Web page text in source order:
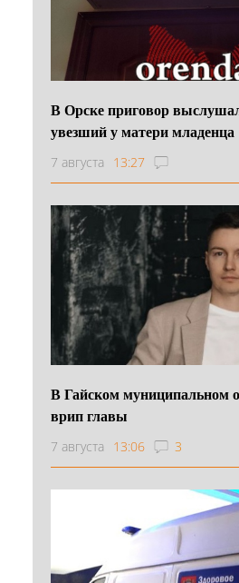
В Орске приговор
увезший у матери младенца
7 августа 13:27
В Гайском муниципальном
врип главы
7 августа 13:06 3